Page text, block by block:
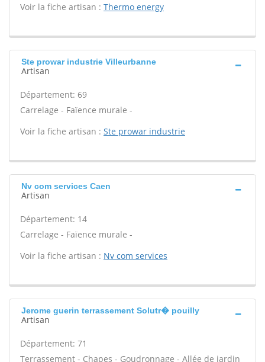
Voir la fiche artisan : Thermo energy
Ste prowar industrie Villeurbanne
Artisan
Département: 69
Carrelage - Faïence murale -
Voir la fiche artisan : Ste prowar industrie
Nv com services Caen
Artisan
Département: 14
Carrelage - Faïence murale -
Voir la fiche artisan : Nv com services
Jerome guerin terrassement Solutr� pouilly
Artisan
Département: 71
Terrassement - Chapes - Goudronnage - Allée de jardin